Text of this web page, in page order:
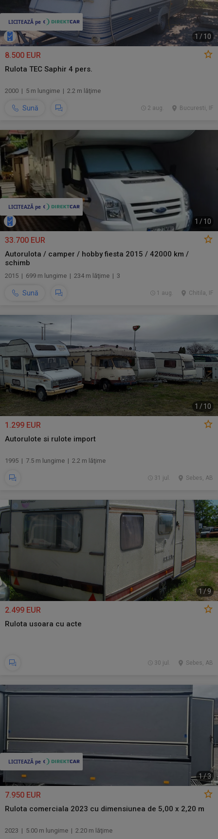
1 /10
8.500 EUR
Rulota TEC Saphir 4 pers.
2000 | 5 m lungime | 2.2 m lăţime
Sună Bucuresti, IF
2 aug.
1 / 10
33.700 EUR
Autorulota / camper / hobby fiesta 2015 / 42000 km /
schimb
2015 | 699 m lungime | 234 m lăţime | 3
Sună Chitila, IF
1 aug.
1 /10
1.299 EUR
Autorulote si rulote import
1995 | 7.5 m lungime | 2.2 m lăţime
Sebes, AB
31 jul.
1 /9
2.499 EUR
Rulota usoara cu acte
Sebes, AB
30 jul.
1/3
7.950 EUR
Rulota comerciala 2023 cu dimensiunea de 5,00 x 2,20 m
2023 | 5.00 m lungime | 2.20 m lăţime